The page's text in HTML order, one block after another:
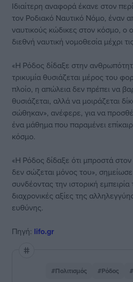
Ιδιαίτερη αναφορά έκανε στον
τον Ροδιακό Ναυτικό Νόμο, έναν
ναυτικούς κώδικες στον κόσμο, ο
διεθνή ναυτική νομοθεσία μέχρι
«Η Ρόδος δίδαξε στην
τρικυμία θυσιάζεται μέρος του
πλοίο, η απώλεια δεν πρέπει να
θυσιάζεται, αλλά να μοιράζεται
σώθηκαν», ανέφερε, για να
ένα μάθημα που παραμένει
κόσμο.
«Η Ρόδος δίδαξε ότι μπροστά στον
δεν σώζεται μόνος του»,
συνδέοντας την ιστορική εμπειρία
διαχρονικές αξίες της
ευθύνης.
Πηγή: lifo.gr
#Πολιτισμός #Ρόδος